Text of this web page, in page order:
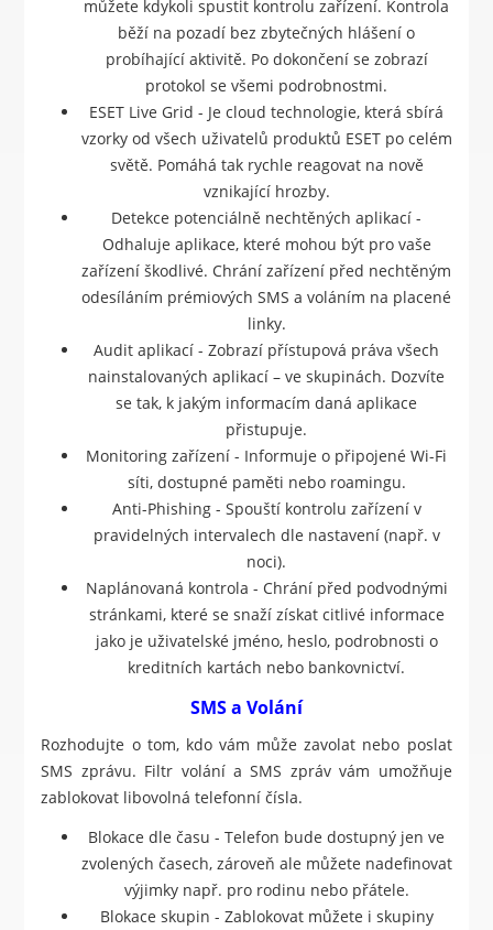
můžete kdykoli spustit kontrolu zařízení. Kontrola
běží na pozadí bez zbytečných hlášení o
probíhající aktivitě. Po dokončení se zobrazí
protokol se všemi podrobnostmi.
ESET Live Grid - Je cloud technologie, která sbírá
vzorky od všech uživatelů produktů ESET po celém
světě. Pomáhá tak rychle reagovat na nově
vznikající hrozby.
Detekce potenciálně nechtěných aplikací -
Odhaluje aplikace, které mohou být pro vaše
zařízení škodlivé. Chrání zařízení před nechtěným
odesíláním prémiových SMS a voláním na placené
linky.
Audit aplikací - Zobrazí přístupová práva všech
nainstalovaných aplikací – ve skupinách. Dozvíte
se tak, k jakým informacím daná aplikace
přistupuje.
Monitoring zařízení - Informuje o připojené Wi-Fi
síti, dostupné paměti nebo roamingu.
Anti-Phishing - Spouští kontrolu zařízení v
pravidelných intervalech dle nastavení (např. v
noci).
Naplánovaná kontrola - Chrání před podvodnými
stránkami, které se snaží získat citlivé informace
jako je uživatelské jméno, heslo, podrobnosti o
kreditních kartách nebo bankovnictví.
SMS a Volání
Rozhodujte o tom, kdo vám může zavolat nebo poslat
SMS zprávu. Filtr volání a SMS zpráv vám umožňuje
zablokovat libovolná telefonní čísla.
Blokace dle času - Telefon bude dostupný jen ve
zvolených časech, zároveň ale můžete nadefinovat
výjimky např. pro rodinu nebo přátele.
Blokace skupin - Zablokovat můžete i skupiny